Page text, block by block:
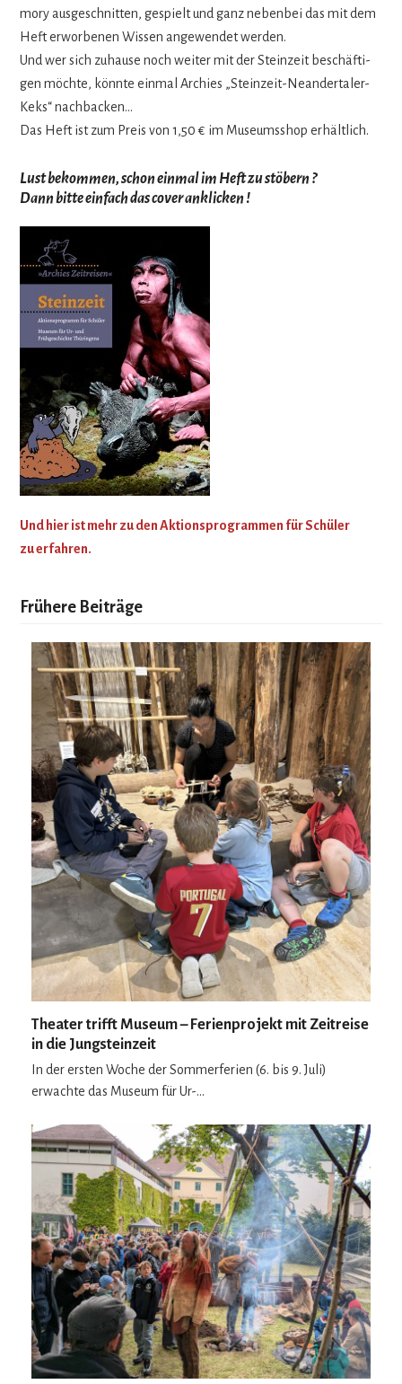
mory aus­ge­schnit­ten, gespielt und ganz neben­bei das mit dem
Heft erwor­be­nen Wis­sen ange­wen­det werden.
Und wer sich zuhause noch wei­ter mit der Stein­zeit beschäf­ti­
gen möchte, könnte ein­mal Archies „Stein­zeit-Nean­der­ta­ler-
Keks“ nachbacken…
Das Heft ist zum Preis von 1,50 € im Muse­ums­shop erhältlich.
Lust bekommen, schon einmal im Heft zu stöbern ?
Dann bitte einfach das cover anklicken !
Und hier ist mehr zu den Akti­ons­pro­gram­men für Schü­ler
zu erfahren.
Frühere Beiträge
Theater trifft Museum – Ferienprojekt mit Zeitreise
in die Jungsteinzeit
In der ersten Woche der Sommerferien (6. bis 9. Juli)
erwachte das Museum für Ur-…